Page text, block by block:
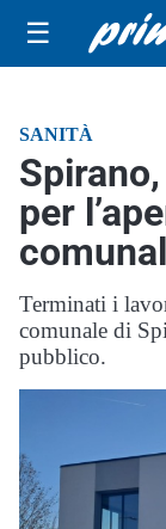
☰
SANITÀ
per
Terminati i
comunale di
pubblico.